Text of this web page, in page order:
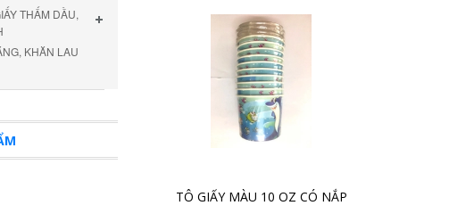
TÔ GIẤY MÀU 10 OZ CÓ NẮP
THẤM DẦU,
KHĂN LAU